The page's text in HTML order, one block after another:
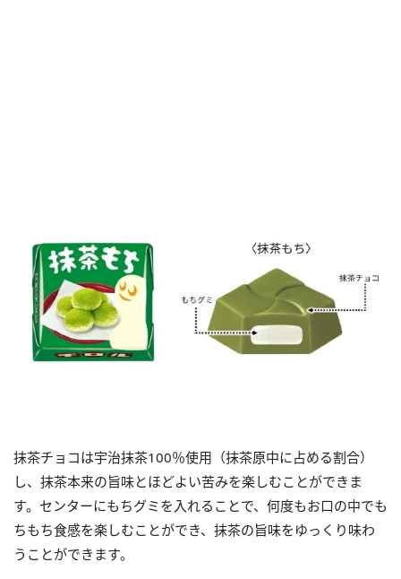
抹茶チョコは宇治抹茶100％使用（抹茶原中に占める割合）
し、抹茶本来の旨味とほどよい苦みを楽しむことができま
す。センターにもちグミを入れることで、何度もお口の中でも
ちもち食感を楽しむことができ、抹茶の旨味をゆっくり味わ
うことができます。